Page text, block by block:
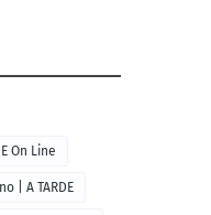
On Line
| A TARDE